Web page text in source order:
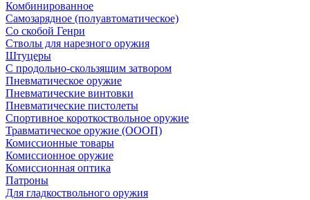
Комбинированное
Самозарядное (полуавтоматическое)
Со скобой Генри
Стволы для нарезного оружия
Штуцеры
С продольно-скользящим затвором
Пневматическое оружие
Пневматические винтовки
Пневматические пистолеты
Спортивное короткоствольное оружие
Травматическое оружие (ОООП)
Комиссионные товары
Комиссионное оружие
Комиссионная оптика
Патроны
Для гладкоствольного оружия